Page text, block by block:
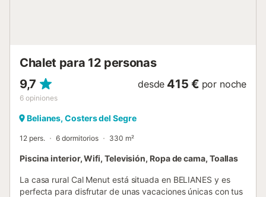
Chalet para 12 personas
9,7
6 opiniones
desde 415 € por noche
Belianes, Costers del Segre
12 pers. 6 dormitorios 330 m²
Piscina interior, Wifi, Televisión, Ropa de cama, Toallas
La casa rural Cal Menut está situada en BELIANES y es
perfecta para disfrutar de unas vacaciones únicas con tus